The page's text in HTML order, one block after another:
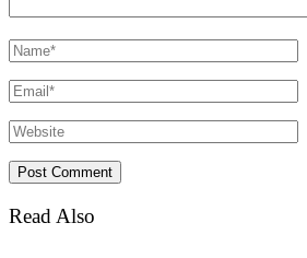
Read Also